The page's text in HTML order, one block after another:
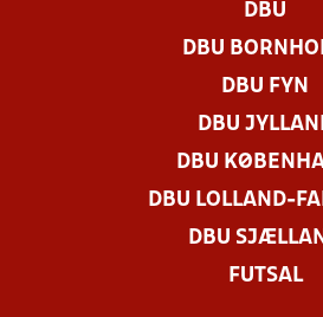
DBU
DBU
DBU FYN
DBU
DBU
DBU LOLLAND-
DBU
FUTSAL